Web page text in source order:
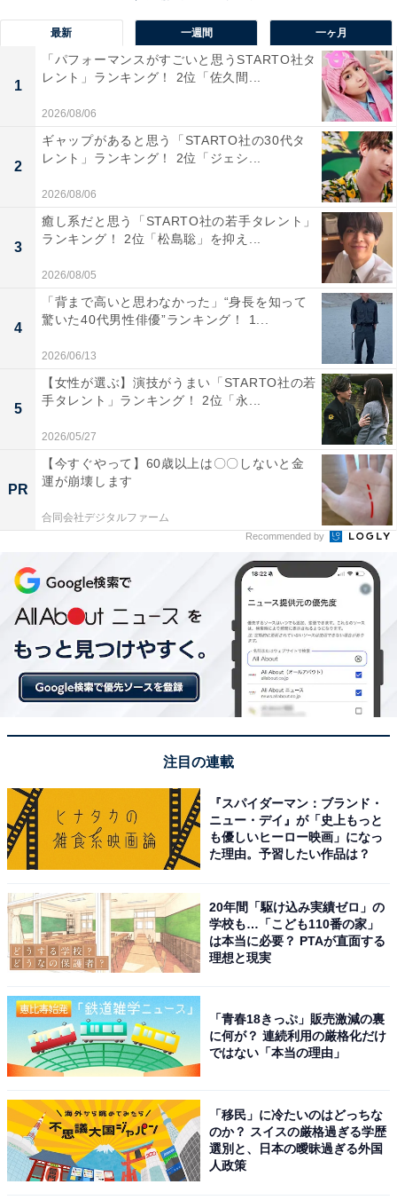
思い非常に好印象を受けた」（46歳男性）などのコメン
トが寄せられました。
第1位：松坂大輔（横浜・神奈川）
View this post on Instagram
1位は、横浜高校（神奈川）のエースとして、1998年の
6試合に登板した中で、PL学園（大阪）との準々決勝で
は延長17回の激戦で1試合250球を投げ切り、京都成章
（京都）との決勝では、59年ぶり史上2人目となるノー
ヒットノーラン達成という偉大な記録を残しました。
回答者からは、「3年生の夏の大会の準々決勝のPL学園
戦、準決勝の明徳義塾戦の劇的な勝利の収め方と決勝の
京都成章戦でのノーヒットノーラン、素晴らしすぎる活
最新 一週間 一ヶ月
1
「パフォーマンスがすごいと思うSTARTO社タ
レント」ランキング！ 2位「佐久間...
2026/08/06
2
ギャップがあると思う「STARTO社の30代タ
レント」ランキング！ 2位「ジェシ...
2026/08/06
3
癒し系だと思う「STARTO社の若手タレント」
ランキング！ 2位「松島聡」を抑え...
2026/08/05
4
「背まで高いと思わなかった」“身長を知って
驚いた40代男性俳優”ランキング！ 1...
2026/06/13
5
【女性が選ぶ】演技がうまい「STARTO社の若
手タレント」ランキング！ 2位「永...
2026/05/27
PR
【今すぐやって】60歳以上は〇〇しないと金
運が崩壊します
合同会社デジタルファーム
Recommended by
注目の連載
『スパイダーマン：ブランド・
ニュー・デイ』が「史上もっと
も優しいヒーロー映画」になっ
た理由。予習したい作品は？
20年間「駆け込み実績ゼロ」の
学校も…「こども110番の家」
は本当に必要？ PTAが直面する
理想と現実
「青春18きっぷ」販売激減の裏
に何が？ 連続利用の厳格化だけ
ではない「本当の理由」
「移民」に冷たいのはどっちな
のか？ スイスの厳格過ぎる学歴
選別と、日本の曖昧過ぎる外国
人政策